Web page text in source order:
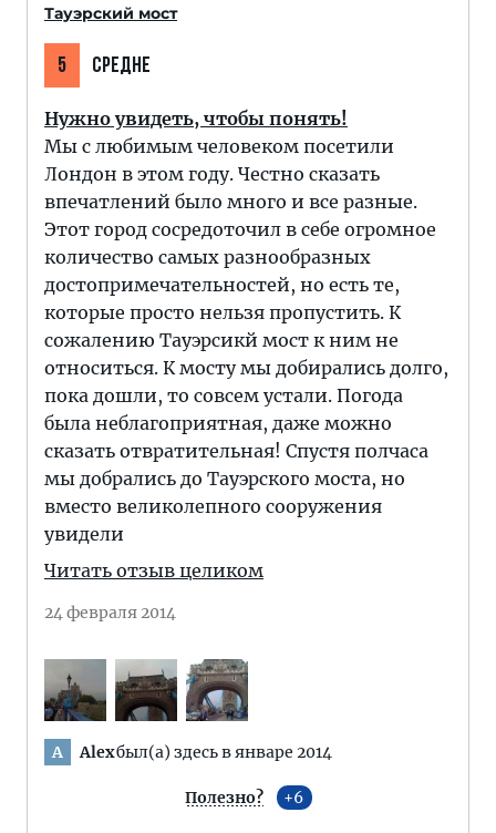
Тауэрский мост
5 СРЕДНЕ
Нужно увидеть, чтобы понять!
Мы с любимым человеком посетили
Лондон в этом году. Честно сказать
впечатлений было много и все разные.
Этот город сосредоточил в себе огромное
количество самых разнообразных
достопримечательностей, но есть те,
которые просто нельзя пропустить. К
сожалению Тауэрсикй мост к ним не
относиться. К мосту мы добирались долго,
пока дошли, то совсем устали. Погода
была неблагоприятная, даже можно
сказать отвратительная! Спустя полчаса
мы добрались до Тауэрского моста, но
вместо великолепного сооружения
увидели
Читать отзыв целиком
24 февраля 2014
A Alexбыл(а) здесь в январе 2014
Полезно? 6